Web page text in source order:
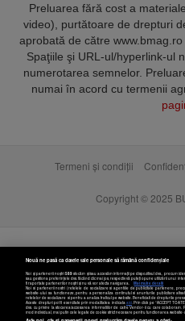
Preluarea fără cost a
video), purtătoare de drepturi
aprobată de către
Spaţiile şi URL-ul/hyperlink-ul
numerotarea semnelor.
numai în acord cu termenii
Termeni și condiții
Copyright © 2025
Nouă ne pasă ca datele tale personale să rămână confidențiale
Noi și partenerii noștri589stocăm și/sau accesăm informații pe dispozitivul dvs., precum
sau gestiona preferințele dvs. făcând clic mai jos, respectiv vă puteți opune utilizării unui
fi raportate partenerilor noștri și nu vă vor afecta navigarea.
Mai multe detalii
Noi si partenerii nostri (retelele de socializare si agentiile de publicitate partenere,
website-ului sa functioneze, pentru a personaliza continutul si anunturile publicitare
retelelor de socializare si pentru a analiza traficul pe website. Beneficiati de drepturile
Aceste drepturi pot fi exercitate prin modalitatea indicataaici. Prin click pe “ACCEPT
dvs. cu privire la stocarea/accesarea informatiilor de catre Vendor-ii cu care colaboram.
mod individual, mai putin cele legate de cookie strict necesare pentru functionarea website-